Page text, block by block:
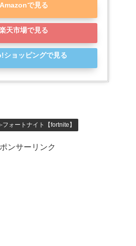
Amazonで見る
天市場で見る
ショッピングで見る
ォートナイト【fortnite】
ンサーリンク